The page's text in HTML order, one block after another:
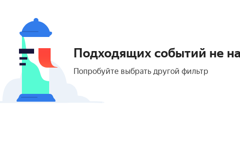
Подходящих событий не
Попробуйте выбрать другой фильтр